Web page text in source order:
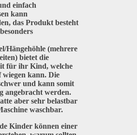
einfach
kann
das Produkt besteht
Hängehöhle (mehrere
bietet die
für ihr Kind, welche
wiegen kann. Die
und kann somit
angebracht werden.
aber sehr belastbar
waschbar.
Kinder können einer